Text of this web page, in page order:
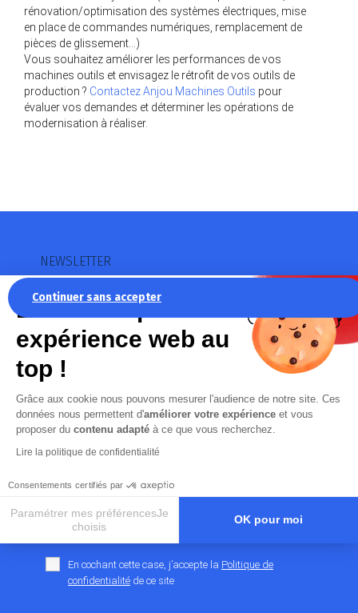
Continuer sans accepter
La recette pour une
expérience web au
top !
Grâce aux cookie nous pouvons mesurer l'audience de notre site. Ces
données nous permettent d'améliorer votre expérience et vous
proposer du contenu adapté à ce que vous recherchez.
Lire la politique de confidentialité
Consentements certifiés par
Paramétrer mes préférencesJe
choisis
OK pour moi
Notre plateforme vous permet d'adapter et de gérer vos
rénovation/optimisation des systèmes électriques, mise
en place de commandes numériques, remplacement de
pièces de glissement…)
Vous souhaitez améliorer les performances de vos
machines outils et envisagez le rétrofit de vos outils de
production ? Contactez Anjou Machines Outils pour
évaluer vos demandes et déterminer les opérations de
modernisation à réaliser.
NEWSLETTER
Restez informé des actualités
d’Anjou Machines Outils
Les champs marqués d’un
Votre adresse mail
En cochant cette case, j’accepte la Politique de
confidentialité de ce site